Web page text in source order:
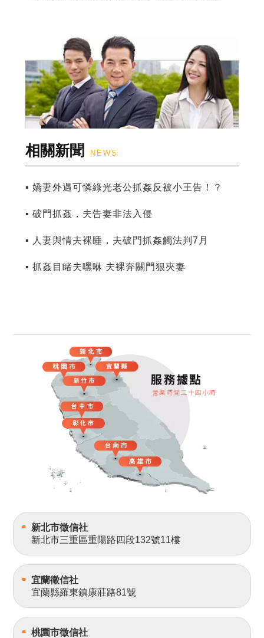
相關新聞 NEWS
▪ 嬌妻外遇可憐綠光老公抓姦反被小王告！？
▪ 破門抓姦，夫告妻非法入侵
▪ 人妻與情夫裸睡，夫破門抓姦觸法判7月
▪ 抓姦目睹夫嘿咻 夫裸奔關門狠夾妻
新北市徵信社
新北市三重區重陽路四段132號11樓
宜蘭徵信社
宜蘭縣羅東鎮康莊路81號
桃園市徵信社